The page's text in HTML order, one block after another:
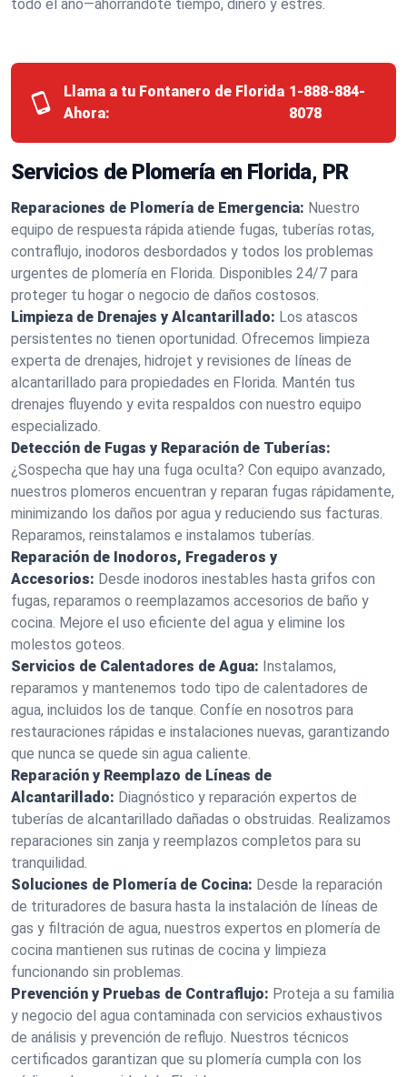
todo el año—ahorrándote tiempo, dinero y estrés.
Llama a tu Fontanero de Florida
Ahora:
1-888-884-
8078
Servicios de Plomería en Florida, PR
Reparaciones de Plomería de Emergencia: Nuestro
equipo de respuesta rápida atiende fugas, tuberías rotas,
contraflujo, inodoros desbordados y todos los problemas
urgentes de plomería en Florida. Disponibles 24/7 para
proteger tu hogar o negocio de daños costosos.
Limpieza de Drenajes y Alcantarillado: Los atascos
persistentes no tienen oportunidad. Ofrecemos limpieza
experta de drenajes, hidrojet y revisiones de líneas de
alcantarillado para propiedades en Florida. Mantén tus
drenajes fluyendo y evita respaldos con nuestro equipo
especializado.
Detección de Fugas y Reparación de Tuberías:
¿Sospecha que hay una fuga oculta? Con equipo avanzado,
nuestros plomeros encuentran y reparan fugas rápidamente,
minimizando los daños por agua y reduciendo sus facturas.
Reparamos, reinstalamos e instalamos tuberías.
Reparación de Inodoros, Fregaderos y
Accesorios: Desde inodoros inestables hasta grifos con
fugas, reparamos o reemplazamos accesorios de baño y
cocina. Mejore el uso eficiente del agua y elimine los
molestos goteos.
Servicios de Calentadores de Agua: Instalamos,
reparamos y mantenemos todo tipo de calentadores de
agua, incluidos los de tanque. Confíe en nosotros para
restauraciones rápidas e instalaciones nuevas, garantizando
que nunca se quede sin agua caliente.
Reparación y Reemplazo de Líneas de
Alcantarillado: Diagnóstico y reparación expertos de
tuberías de alcantarillado dañadas o obstruidas. Realizamos
reparaciones sin zanja y reemplazos completos para su
tranquilidad.
Soluciones de Plomería de Cocina: Desde la reparación
de trituradores de basura hasta la instalación de líneas de
gas y filtración de agua, nuestros expertos en plomería de
cocina mantienen sus rutinas de cocina y limpieza
funcionando sin problemas.
Prevención y Pruebas de Contraflujo: Proteja a su familia
y negocio del agua contaminada con servicios exhaustivos
de análisis y prevención de reflujo. Nuestros técnicos
certificados garantizan que su plomería cumpla con los